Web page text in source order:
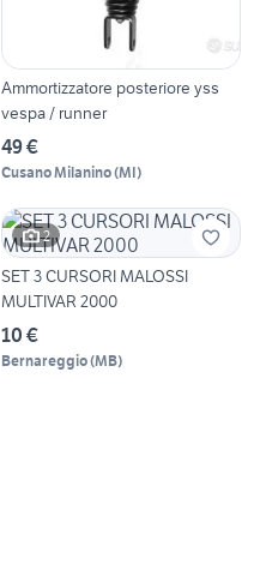
Ammortizzatore posteriore yss
vespa / runner
49 €
Cusano Milanino(MI)
2
SET 3 CURSORI MALOSSI
MULTIVAR 2000
10 €
Bernareggio(MB)